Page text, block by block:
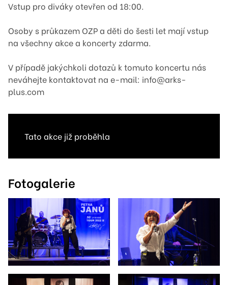
Vstup pro diváky otevřen od 18:00.
Osoby s průkazem OZP a děti do šesti let mají vstup
na všechny akce a koncerty zdarma.
V případě jakýchkoli dotazů k tomuto koncertu nás
neváhejte kontaktovat na e-mail: info@arks-
plus.com
Tato akce již proběhla
Fotogalerie